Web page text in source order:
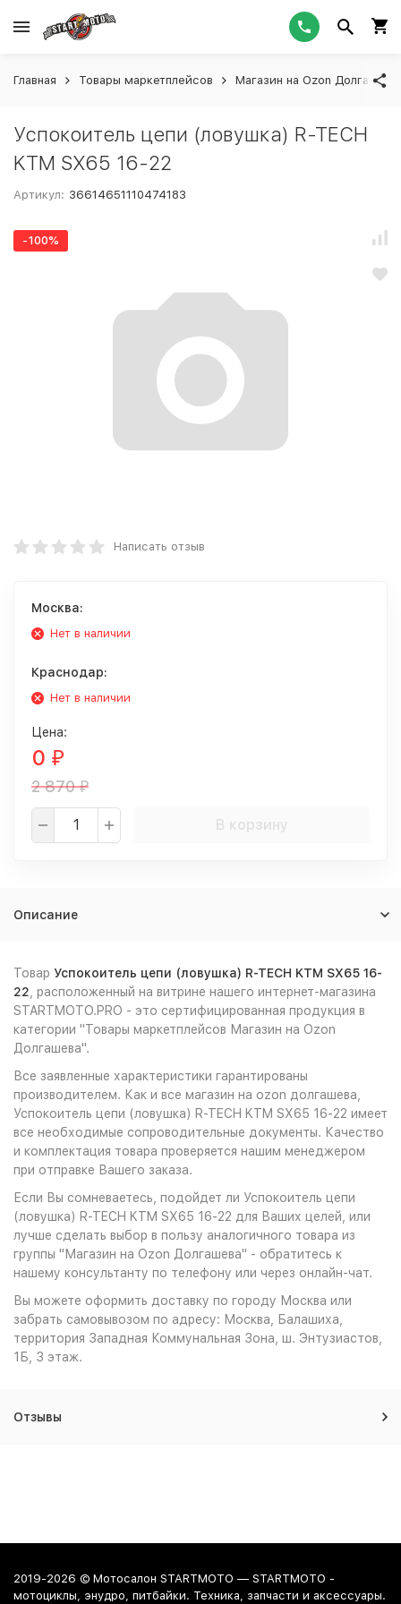
Главная Товары маркетплейсов Магазин на Ozon Долгашева
Успокоитель цепи (ловушка) R-TECH
KTM SX65 16-22
Артикул: 36614651110474183
-100%
Написать отзыв
Москва:
Нет в наличии
Краснодар:
Нет в наличии
Цена:
0 ₽
2 870₽
В корзину
Описание
Товар Успокоитель цепи (ловушка) R-TECH KTM SX65 16-
22 , расположенный на витрине нашего интернет-магазина
STARTMOTO.PRO - это сертифицированная продукция в
категории "Товары маркетплейсов Магазин на Ozon
Долгашева".
Все заявленные характеристики гарантированы
производителем. Как и все магазин на ozon долгашева,
Успокоитель цепи (ловушка) R-TECH KTM SX65 16-22 имеет
все необходимые сопроводительные документы. Качество
и комплектация товара проверяется нашим менеджером
при отправке Вашего заказа.
Если Вы сомневаетесь, подойдет ли Успокоитель цепи
(ловушка) R-TECH KTM SX65 16-22 для Ваших целей, или
лучше сделать выбор в пользу аналогичного товара из
группы "Магазин на Ozon Долгашева" - обратитесь к
нашему консультанту по телефону или через онлайн-чат.
Вы можете оформить доставку по городу Москва или
забрать самовывозом по адресу: Москва, Балашиха,
территория Западная Коммунальная Зона, ш. Энтузиастов,
1Б, 3 этаж.
Отзывы
2019-2026 © Мотосалон STARTMOTO — STARTMOTO -
мотоциклы, энудро, питбайки. Техника, запчасти и аксессуары.